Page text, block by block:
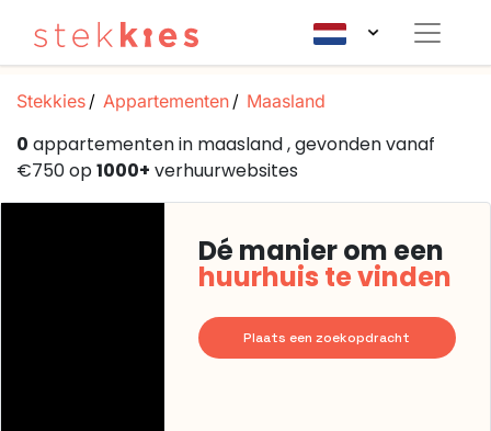
Stekkies Appartementen Maasland
0 appartementen in maasland , gevonden vanaf
€750 op1000+ verhuurwebsites
Dé manier om een
huurhuis te vinden
Plaats een zoekopdracht